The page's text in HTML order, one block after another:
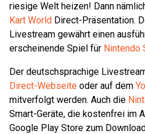
riesige Welt heizen! Dann
Kart World Direct-Präsentation.
Livestream gewährt einen
erscheinende Spiel für Nintendo
Der deutschsprachige
Direct-Webseite oder auf dem
mitverfolgt werden. Auch die
Smart-Geräte, die kostenfrei im
Google Play Store zum